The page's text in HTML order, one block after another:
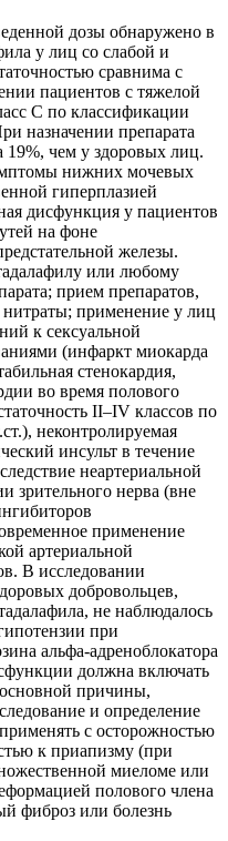
дозы обнаружено в
у лиц со слабой и
сравнима с
пациентов с тяжeлой
С по классификации
назначении препарата
чем у здоровых лиц.
нижних мочевых
гиперплазией
дисфункция у пациентов
на фоне
железы.
или любому
прием препаратов,
применение у лиц
к сексуальной
(инфаркт миокарда
стенокардия,
во время полового
II–IV классов по
неконтролируемая
инсульт в течение
неартериальной
зрительного нерва (вне
применение
артериальной
В исследовании
добровольцев,
не наблюдалось
при
альфа-адреноблокатора
должна включать
причины,
и определение
с осторожностью
к приапизму (при
миеломе или
полового члена
фиброз или болезнь